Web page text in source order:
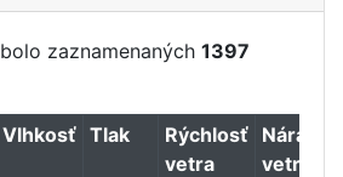
bolo zaznamenaných 1397
Vlhkosť Tlak
Rýchlosť
vetra
Nárazy
vetra